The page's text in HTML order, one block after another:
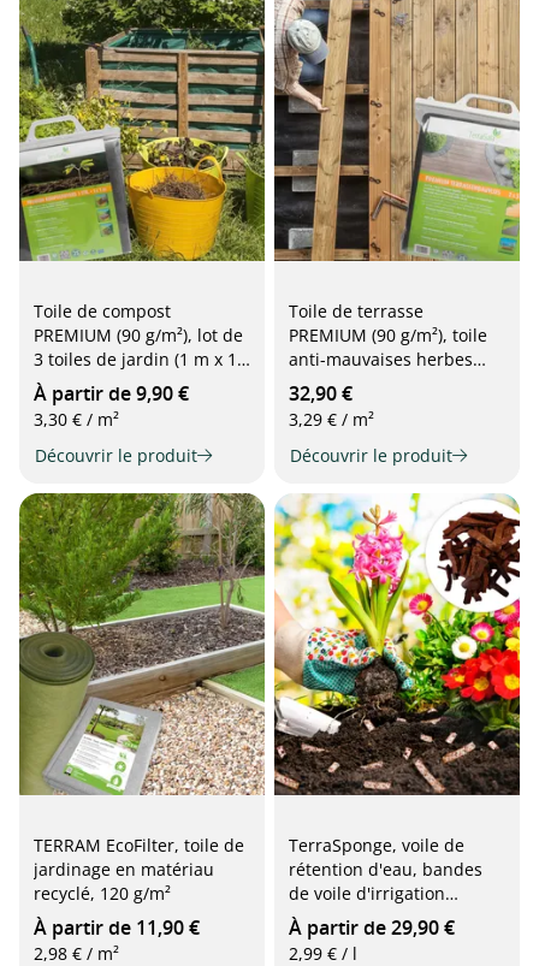
Toile de compost
PREMIUM (90 g/m²), lot de
3 toiles de jardin (1 m x 1
m) spécialement conçues
pour les composteurs, gris
À partir de 9,90 €
3,30 € / m²
Découvrir le produit
Toile de terrasse
PREMIUM (90 g/m²), toile
anti-mauvaises herbes
spécialement conçue pour
la construction de
terrasses, 2 m x 5 m, grise
32,90 €
3,29 € / m²
Découvrir le produit
TERRAM EcoFilter, toile de
jardinage en matériau
recyclé, 120 g/m²
À partir de 11,90 €
2,98 € / m²
TerraSponge, voile de
rétention d'eau, bandes
de voile d'irrigation
biodégradables
À partir de 29,90 €
2,99 € / l